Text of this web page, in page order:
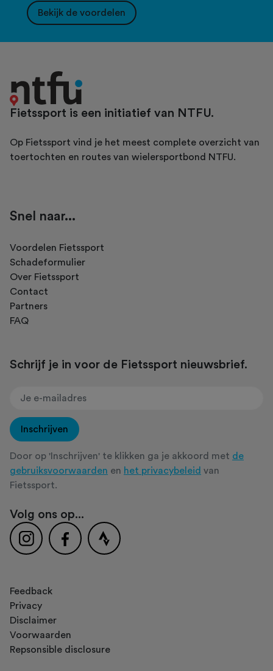
Bekijk de voordelen
Fietssport is een initiatief van NTFU.
Op Fietssport vind je het meest complete overzicht van
toertochten en routes van wielersportbond NTFU.
Snel naar...
Voordelen Fietssport
Schadeformulier
Over Fietssport
Contact
Partners
FAQ
Schrijf je in voor de Fietssport nieuwsbrief.
Inschrijven
Door op 'Inschrijven' te klikken ga je akkoord met de
gebruiksvoorwaarden en het privacybeleid van
Fietssport.
Volg ons op...
Feedback
Privacy
Disclaimer
Voorwaarden
Repsonsible disclosure